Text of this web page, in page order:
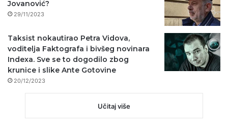
Jovanović?
29/11/2023
Taksist nokautirao Petra Vidova,
voditelja Faktografa i bivšeg novinara
Indexa. Sve se to dogodilo zbog
krunice i slike Ante Gotovine
20/12/2023
Učitaj više